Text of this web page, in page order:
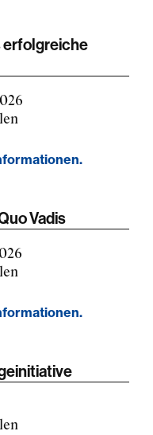
erfolgreiche
Vadis